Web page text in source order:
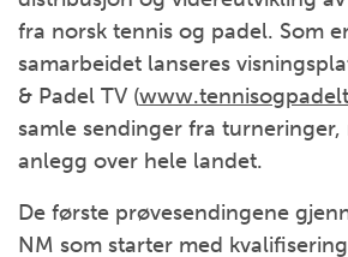
fra norsk tennis og padel. Som
samarbeidet lanseres
& Padel TV (
samle sendinger fra turneringer,
anlegg over hele landet.
De første prøvesendingene
NM som starter med